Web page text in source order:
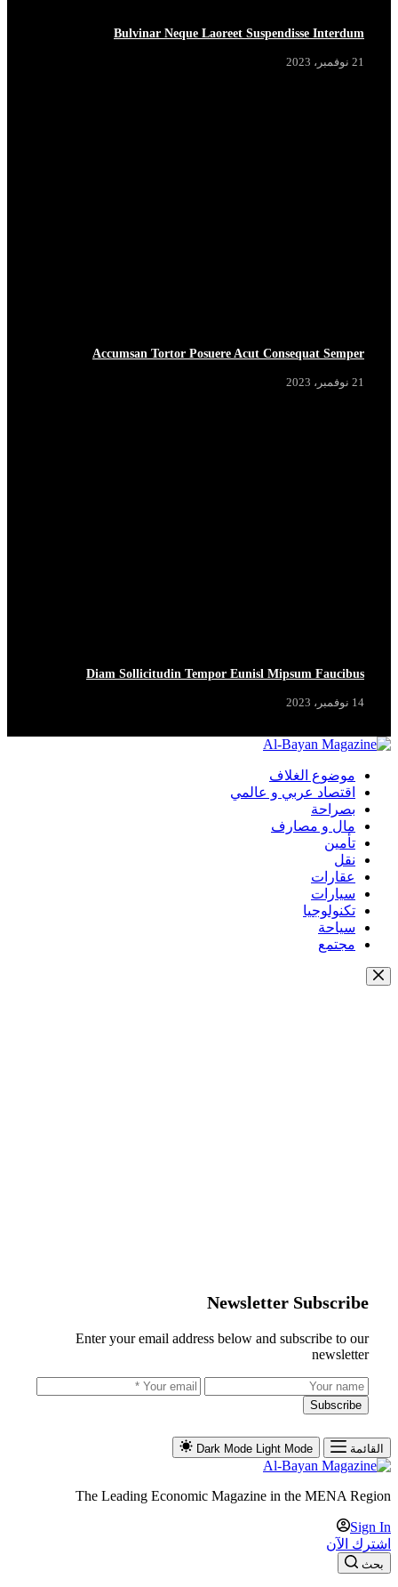
Bulvinar Neque Laoreet Suspendisse Interdum
21 نوفمبر، 2023
Accumsan Tortor Posuere Acut Consequat Semper
21 نوفمبر، 2023
Diam Sollicitudin Tempor Eunisl Mipsum Faucibus
14 نوفمبر، 2023
موضوع الغلاف
اقتصاد عربي و عالمي
بصراحة
مال و مصارف
تأمين
نقل
عقارات
سيارات
تكنولوجيا
سياحة
مجتمع
Newsletter Subscribe
Enter your email address below and subscribe to our
newsletter
Subscribe
القائمة Dark Mode Light Mode
The Leading Economic Magazine in the MENA Region
Sign In
اشترك الآن
بحث